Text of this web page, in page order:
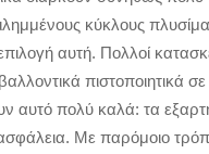
κύκλους
αυτή. Πολλοί
πιστοποιητικά
αυτό πολύ καλά: τα
Με παρόμοιο